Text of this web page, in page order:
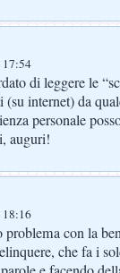
17:54
di leggere le
internet) da
personale
auguri!
18:16
problema con la
che fa i